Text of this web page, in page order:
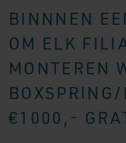
BINNNEN
OM ELK
MONTEREN
€1000,-